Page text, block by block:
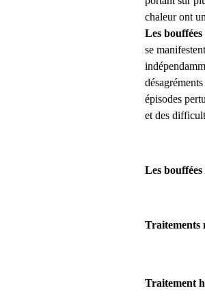
chaleur ont
Les
se
épisodes
et des
Les
Traitements
Traitement